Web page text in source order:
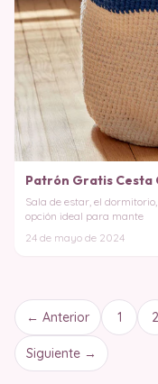
Patrón Gratis
Sala de estar, el
opción ideal para mante
24 de mayo de 2024
← Anterior 1 2
Siguiente →